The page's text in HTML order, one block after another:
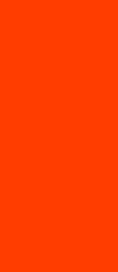
al Hub Social
08010
de...